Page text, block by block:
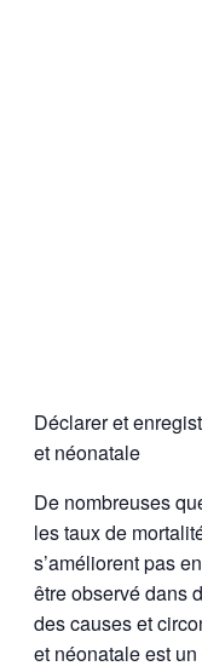
Déclarer et
et néonatale
De nombreuses
les taux de
s’améliorent pas
être observé dans
des causes et
et néonatale est